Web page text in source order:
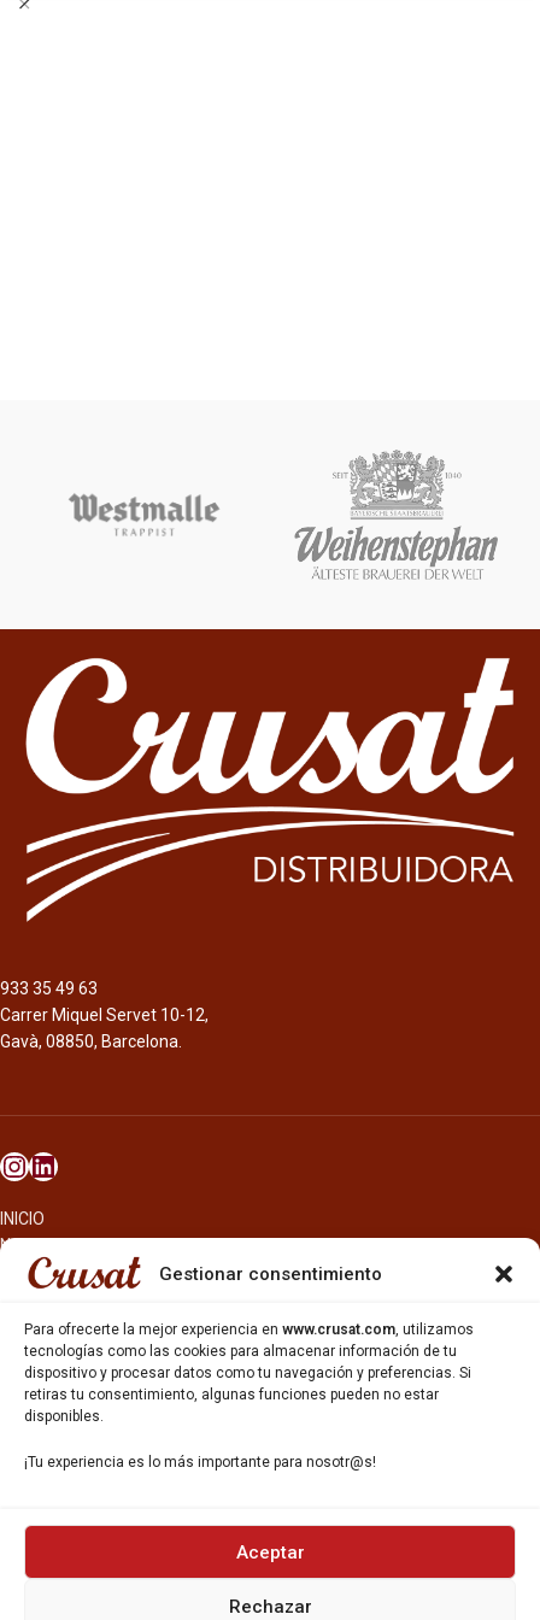
Gestionar consentimiento
Para ofrecerte la mejor experiencia en www.crusat.com, utilizamos
tecnologías como las cookies para almacenar información de tu
dispositivo y procesar datos como tu navegación y preferencias. Si
retiras tu consentimiento, algunas funciones pueden no estar
disponibles.
¡Tu experiencia es lo más importante para nosotr@s!
Aceptar
Rechazar
933 35 49 63
Carrer Miquel Servet 10-12,
Gavà, 08850, Barcelona.
INICIO
NOSOTROS
CERVEZAS
OTROS PRODUCTOS
REPARTO EN BARCELONA
HOSTELERÍA Y PEQUEÑA ALIMENTACIÓN
CARTAS DE CERVEZAS Y VINO
CATAS Y FORMACIONES
SERVICIO TÉCNICO
GESTIÓN DE